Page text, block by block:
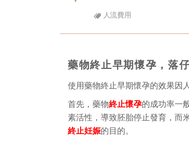
人流費用
藥物終止早期懷孕，落
使用藥物終止早期懷孕的效果因
首先，藥物終止懷孕的成功率一
素活性，導致胚胎停止發育，而
終止妊娠的目的。